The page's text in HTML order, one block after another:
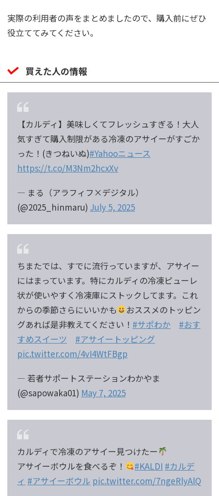
実際の利用者の声をまとめましたので、購入前にぜひ
役立ててみてください。
買えた人の情報
【カルディ】美味しくてフレッシュすぎる！大人
気すぎて購入制限がある冷凍のアサイーがすごか
った！(きつねいぬ)#Yahooニュース
https://t.co/M3Nm2hcxXv
— まる（アラフィフ×デジタル）
(@2025_hinmaru) July 5, 2025
ちまたでは、すでに流行っていますが、アサイー
にはまっています。特にカルディの冷凍ピューレ
状が使いやすく冷凍庫にストックしてます。これ
からの季節さらにいいかも
おススメのトッピン
グあれば是非教えてください！ #サポわか
#おす
すめスイーツ
#アサイートッピング
pic.twitter.com/4vI4WtFBgp
— 若者サポートステーションわかやま
(@sapowaka01) May 7, 2025
カルディで冷凍のアサイー見つけたー
アサイーボウルを食べるぞ！
#KALDI #カルデ
ィ #アサイーボウル pic.twitter.com/7ngeRlyAlQ